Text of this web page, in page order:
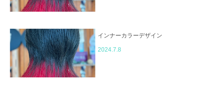
インナーカラーデザイン
2024.7.8